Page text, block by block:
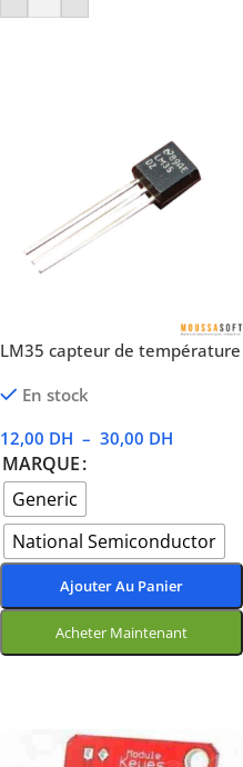
LM35 capteur de température
En stock
12,00 DH – 30,00 DH
MARQUE
Generic
National Semiconductor
Ajouter Au Panier
Acheter Maintenant